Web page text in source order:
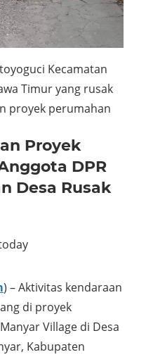
Kecamatan
Timur yang rusak
proyek perumahan
Proyek
DPR
Desa Rusak
) – Aktivitas kendaraan
di proyek
Village di Desa
Kabupaten